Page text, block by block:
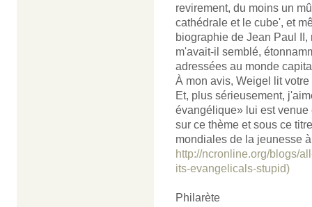
revirement, du moins un
cathédrale et le cube', et
biographie de Jean Paul
m'avait-il semblé,
adressées au monde
À mon avis, Weigel lit
Et, plus sérieusement,
évangélique» lui est venue
sur ce thème et sous ce
mondiales de la jeunesse
http://ncronline.org/blogs/
its-evangelicals-stupid)
Philarète